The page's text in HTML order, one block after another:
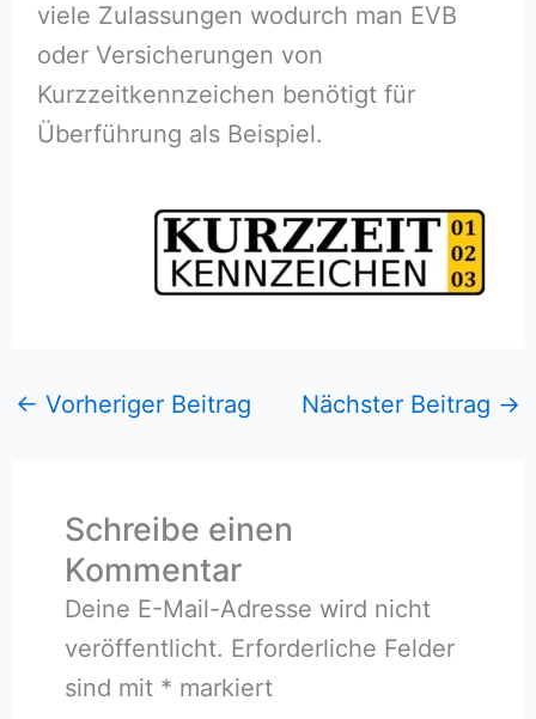
viele Zulassungen wodurch man EVB
oder Versicherungen von
Kurzzeitkennzeichen benötigt für
Überführung als Beispiel.
← Vorheriger Beitrag Nächster Beitrag →
Schreibe einen
Kommentar
Deine E-Mail-Adresse wird nicht
veröffentlicht. Erforderliche Felder
sind mit * markiert